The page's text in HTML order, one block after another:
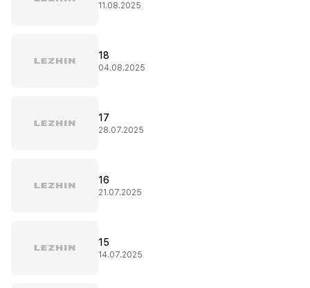
11.08.2025
18
04.08.2025
17
28.07.2025
16
21.07.2025
15
14.07.2025